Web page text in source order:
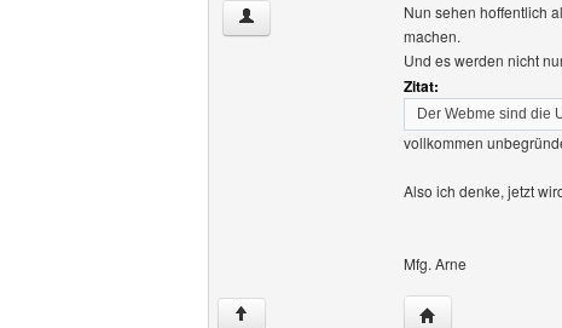
arneboockmeyer Benutzer-Profile
Nun sehen hoffentlich
machen.
Und es werden nicht
Zitat:
Der Webme sind die
vollkommen
Also ich denke, jetzt
Mfg. Arne
↑ Website dieses